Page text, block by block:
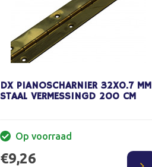
DX PIANOSCHARNIER 32X0.7 MM
STAAL VERMESSINGD 200 CM
Op voorraad
€9,26